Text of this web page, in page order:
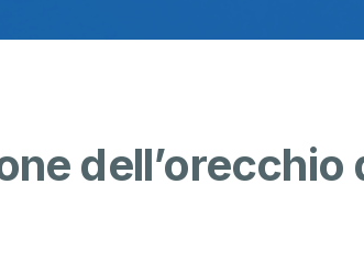
dell’orecchio